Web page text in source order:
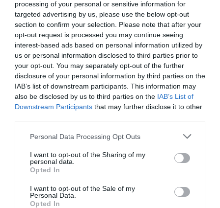
processing of your personal or sensitive information for
targeted advertising by us, please use the below opt-out
section to confirm your selection. Please note that after your
opt-out request is processed you may continue seeing
interest-based ads based on personal information utilized by
us or personal information disclosed to third parties prior to
your opt-out. You may separately opt-out of the further
disclosure of your personal information by third parties on the
IAB’s list of downstream participants. This information may
also be disclosed by us to third parties on the IAB’s List of
Downstream Participants that may further disclose it to other
Personal Data Processing Opt Outs
I want to opt-out of the Sharing of my
personal data.
Opted In
I want to opt-out of the Sale of my
Personal Data.
Opted In
obiettivo è l’innovazione nel campo delle
notizie, approfondisce il tema dei...